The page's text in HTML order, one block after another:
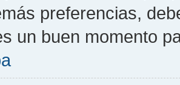
preferencias,
un buen momento